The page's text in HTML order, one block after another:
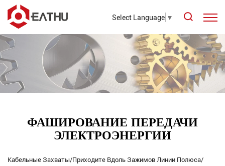
Select Language ▼
ФАШИРОВАНИЕ ПЕРЕДАЧИ
ЭЛЕКТРОЭНЕРГИИ
Кабельные Захваты/приходите Вдоль Зажимов Линии Полюса/